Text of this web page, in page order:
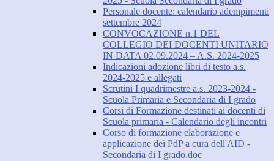
Personale docente: calendario adempimenti
settembre 2024
CONVOCAZIONE n.1 DEL
COLLEGIO DEI DOCENTI UNITARIO
IN DATA 02.09.2024 – A.S. 2024-2025
Indicazioni adozione libri di testo a.s.
2024-2025 e allegati
Scrutini I quadrimestre a.s. 2023-2024 -
Scuola Primaria e Secondaria di I grado
Corsi di Formazione destinati ai docenti di
Scuola primaria - Calendario degli incontri
Corso di formazione elaborazione e
applicazione dei PdP a cura dell'AID -
Secondaria di I grado.doc